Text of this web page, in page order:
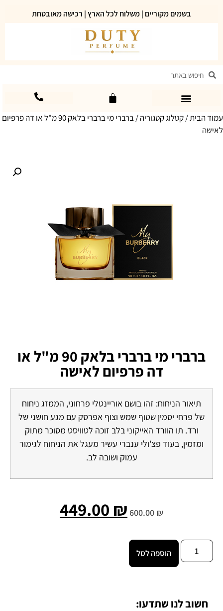
בשמים מקוריים | משלוח לכל הארץ | רכישה מאובטחת
עמוד הבית/קטלוג קטגוריה
/ ברברי מי ברברי בלאק 90 מ"ל או דה פרפיום
לאישה
ברברי מי ברברי בלאק 90 מ"ל או
דה פרפיום לאישה
תיאור הניחוח: זהו בושם אוריינטלי פרחוני, הממזג ניחוח
של פרחי יסמין שטוף שמש וצוף אפרסק עם מגע חושני של
ורד. תו הוורד האייקוני בלב זוכה לטוויסט מסוכר מתוק
ומזמין, בעוד פצ'ולי ענברי עשיר מעגל את הניחוח לגימור
עמוק ושובה לב.
600.00₪
449.00 ₪
הוספה לסל
חשוב לנו שתדעו: